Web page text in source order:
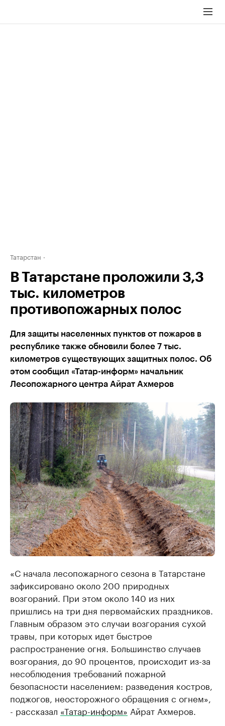
Татарстан
В Татарстане проложили 3,3
тыс. километров
противопожарных полос
Для защиты населенных пунктов от пожаров в
республике также обновили более 7 тыс.
километров существующих защитных полос. Об
этом сообщил «Татар-информ» начальник
Лесопожарного центра Айрат Ахмеров
«С начала лесопожарного сезона в Татарстане
зафиксировано около 200 природных
возгораний. При этом около 140 из них
пришлись на три дня первомайских праздников.
Главным образом это случаи возгорания сухой
травы, при которых идет быстрое
распространение огня. Большинство случаев
возгорания, до 90 процентов, происходит из-за
несоблюдения требований пожарной
безопасности населением: разведения костров,
поджогов, неосторожного обращения с огнем»,
- рассказал «Татар-информ» Айрат Ахмеров.